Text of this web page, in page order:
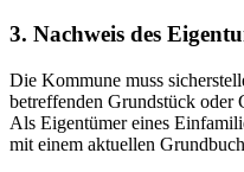
3. Nachweis des
Die Kommune muss
betreffenden Grundstück oder
Als Eigentümer eines
mit einem aktuellen